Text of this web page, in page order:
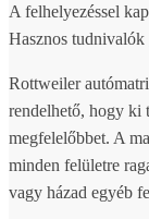
A felhelyezéssel
Hasznos tudnivalók
Rottweiler
rendelhető, hogy ki
megfelelőbbet. A
minden felületre
vagy házad egyéb